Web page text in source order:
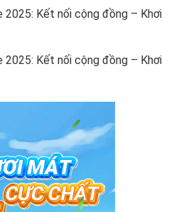
2025: Kết nối cộng đồng – Khơi
2025: Kết nối cộng đồng – Khơi